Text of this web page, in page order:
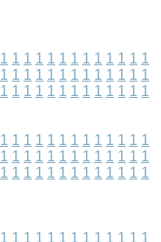
1 1 1 1 1 1 1 1 1 1 1 1 1
1 1 1 1 1 1 1 1 1 1 1 1 1
1 1 1 1 1 1 1 1 1 1 1 1 1
1 1 1 1 1 1 1 1 1 1 1 1 1
1 1 1 1 1 1 1 1 1 1 1 1 1
1 1 1 1 1 1 1 1 1 1 1 1 1
1 1 1 1 1 1 1 1 1 1 1 1 1